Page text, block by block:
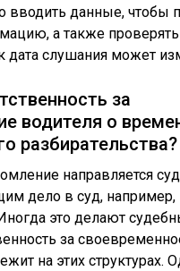
вводить данные, чтобы
а также проверять
дата слушания может
за
водителя о
разбирательства?
направляется
дело в суд,
это делают
за
на этих структурах.